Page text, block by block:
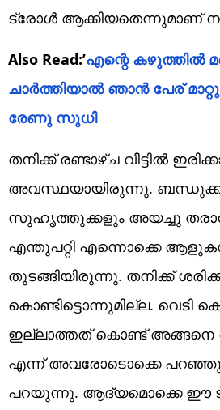
ട്രോൾ ആക്കിയതെന്നുമാണ്
Also Read:’എന്റെ കഴുത്തിൽ
ചാർത്തിയാൽ ഞാൻ പേര്
രേണു സുധി
തനിക്ക് രണ്ടാഴ്ച വീട്ടിൽ
അവസ്ഥയായിരുന്നു.
സുഹൃത്തുക്കളും അയച്ചു
എന്തുപറ്റി എന്നൊക്കെ
തുടങ്ങിയിരുന്നു. തനിക്ക്
കൊണ്ടിട്ടൊന്നുമില്ല. വെടി
ഇല്ലാത്തത് കൊണ്ട്
എന്ന് അവരോടൊക്കെ
പറയുന്നു. ആദ്യമൊക്കെ ഈ